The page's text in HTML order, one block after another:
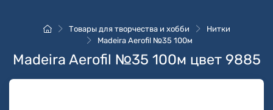
Товары для творчества и хобби
Нитки
Madeira Aerofil №35 100м
Madeira Aerofil №35 100м цвет 9885